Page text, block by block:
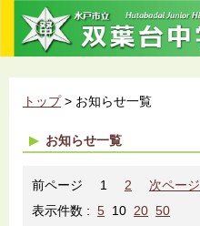
トップ> お知らせ一覧
お知らせ一覧
前ページ 1 2
次ページ
表示件数 : 5 10 20 50